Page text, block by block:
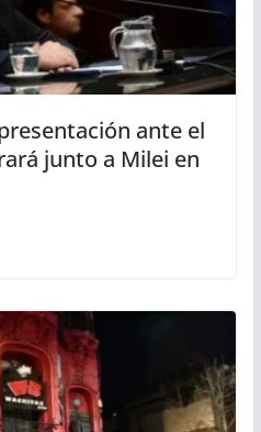
ante el
junto a Milei en